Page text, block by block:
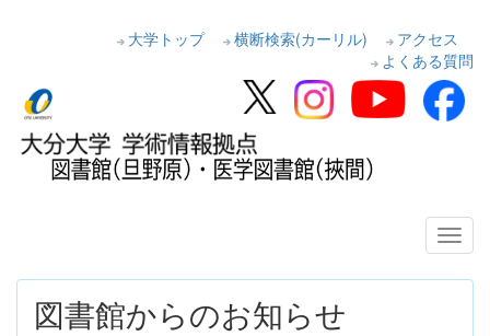
大学トップ 横断検索(カーリル)
アクセス
よくある質問
図書館からのお知らせ